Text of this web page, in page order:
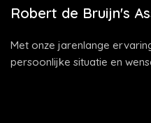
Robert de Bruijn's
Met onze jarenlange
persoonlijke situatie en